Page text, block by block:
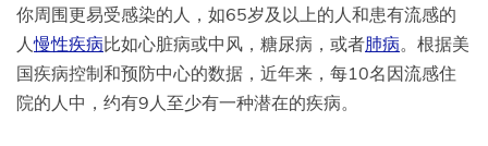
你周围更易受感染的人，如65岁及以上的人和患有流感的
人慢性疾病比如心脏病或中风，糖尿病，或者肺病。根据美
国疾病控制和预防中心的数据，近年来，每10名因流感住
院的人中，约有9人至少有一种潜在的疾病。